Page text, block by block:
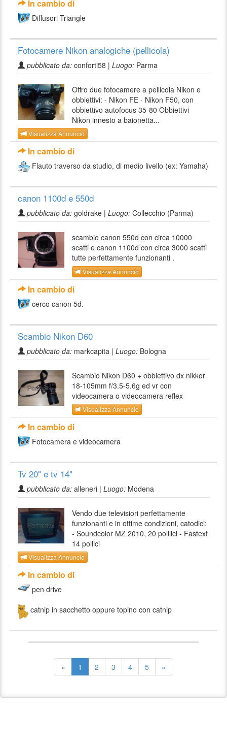
In cambio di
Diffusori Triangle
Fotocamere Nikon analogiche (pellicola)
pubblicato da: conforti58 | Luogo: Parma
Offro due fotocamere a pellicola Nikon e
obbiettivi: - Nikon FE - Nikon F50, con
obbiettivo autofocus 35-80 Obbiettivi
Nikon innesto a baionetta...
Visualizza Annuncio
In cambio di
Flauto traverso da studio, di medio livello (ex: Yamaha)
canon 1100d e 550d
pubblicato da: goldrake | Luogo: Collecchio (Parma)
scambio canon 550d con circa 10000
scatti e canon 1100d con circa 3000 scatti
tutte perfettamente funzionanti .
Visualizza Annuncio
In cambio di
cerco canon 5d.
Scambio Nikon D60
pubblicato da: markcapita | Luogo: Bologna
Scambio Nikon D60 + obbiettivo dx nikkor
18-105mm f/3.5-5.6g ed vr con
videocamera o videocamera reflex
Visualizza Annuncio
In cambio di
Fotocamera e videocamera
Tv 20" e tv 14"
pubblicato da: alleneri | Luogo: Modena
Vendo due televisiori perfettamente
funzionanti e in ottime condizioni, catodici:
- Soundcolor MZ 2010, 20 polllici - Fastext
14 pollici
Visualizza Annuncio
In cambio di
pen drive
catnip in sacchetto oppure topino con catnip
« 1 2 3 4 5 »